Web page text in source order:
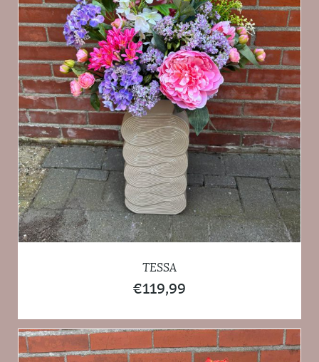
TESSA
€119,99